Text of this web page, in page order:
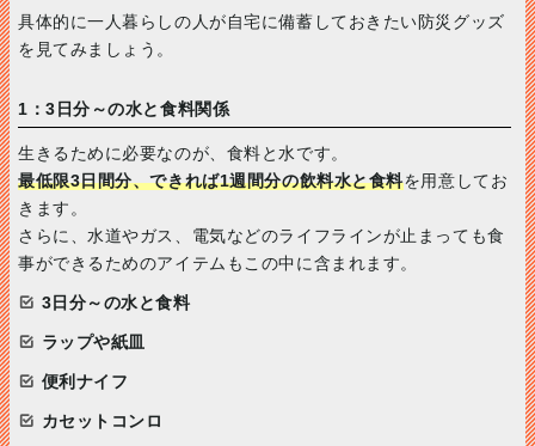
具体的に一人暮らしの人が自宅に備蓄しておきたい防災グッズ
を見てみましょう。
1：3日分～の水と食料関係
生きるために必要なのが、食料と水です。
最低限3日間分、できれば1週間分の飲料水と食料を用意してお
きます。
さらに、水道やガス、電気などのライフラインが止まっても食
事ができるためのアイテムもこの中に含まれます。
3日分～の水と食料
ラップや紙皿
便利ナイフ
カセットコンロ